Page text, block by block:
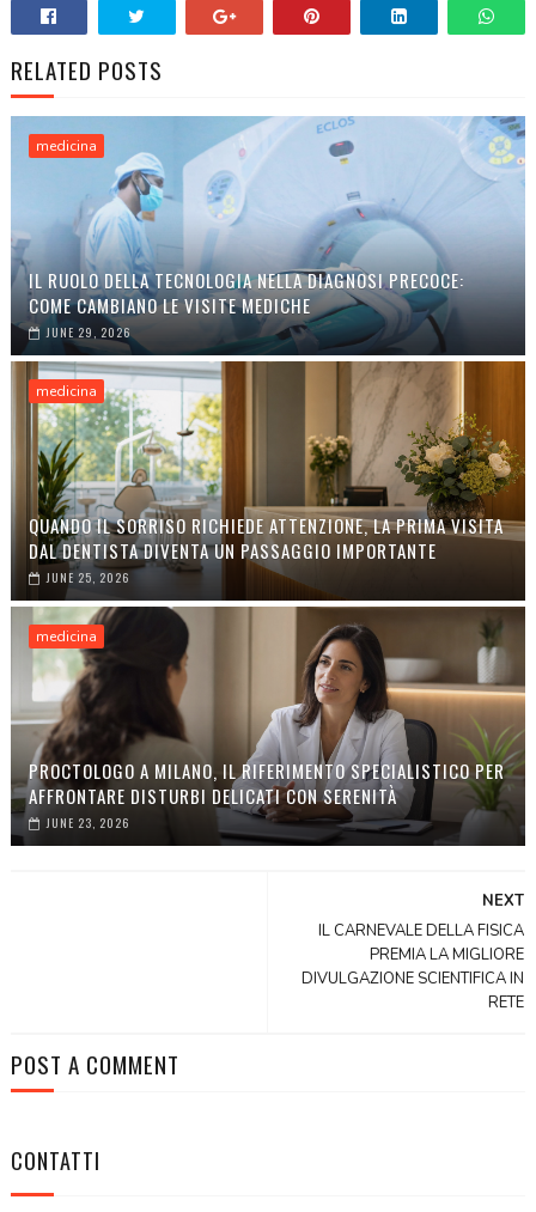
RELATED POSTS
medicina
IL RUOLO DELLA TECNOLOGIA NELLA DIAGNOSI PRECOCE:
COME CAMBIANO LE VISITE MEDICHE
JUNE 29, 2026
medicina
QUANDO IL SORRISO RICHIEDE ATTENZIONE, LA PRIMA VISITA
DAL DENTISTA DIVENTA UN PASSAGGIO IMPORTANTE
JUNE 25, 2026
medicina
PROCTOLOGO A MILANO, IL RIFERIMENTO SPECIALISTICO PER
AFFRONTARE DISTURBI DELICATI CON SERENITÀ
JUNE 23, 2026
NEXT
IL CARNEVALE DELLA FISICA
PREMIA LA MIGLIORE
DIVULGAZIONE SCIENTIFICA IN
RETE
POST A COMMENT
CONTATTI